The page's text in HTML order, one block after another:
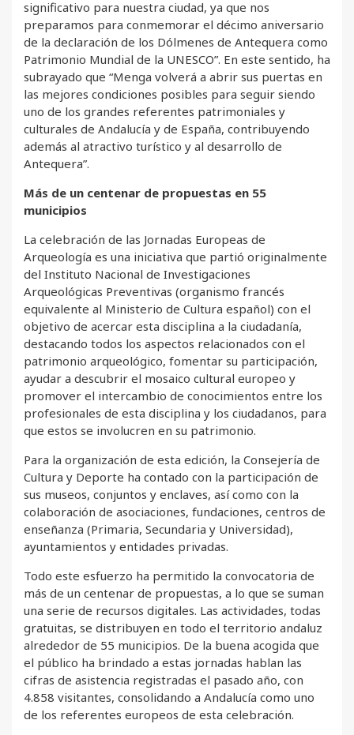
significativo para nuestra ciudad, ya que nos
preparamos para conmemorar el décimo aniversario
de la declaración de los Dólmenes de Antequera como
Patrimonio Mundial de la UNESCO”. En este sentido, ha
subrayado que “Menga volverá a abrir sus puertas en
las mejores condiciones posibles para seguir siendo
uno de los grandes referentes patrimoniales y
culturales de Andalucía y de España, contribuyendo
además al atractivo turístico y al desarrollo de
Antequera”.
Más de un centenar de propuestas en 55
municipios
La celebración de las Jornadas Europeas de
Arqueología es una iniciativa que partió originalmente
del Instituto Nacional de Investigaciones
Arqueológicas Preventivas (organismo francés
equivalente al Ministerio de Cultura español) con el
objetivo de acercar esta disciplina a la ciudadanía,
destacando todos los aspectos relacionados con el
patrimonio arqueológico, fomentar su participación,
ayudar a descubrir el mosaico cultural europeo y
promover el intercambio de conocimientos entre los
profesionales de esta disciplina y los ciudadanos, para
que estos se involucren en su patrimonio.
Para la organización de esta edición, la Consejería de
Cultura y Deporte ha contado con la participación de
sus museos, conjuntos y enclaves, así como con la
colaboración de asociaciones, fundaciones, centros de
enseñanza (Primaria, Secundaria y Universidad),
ayuntamientos y entidades privadas.
Todo este esfuerzo ha permitido la convocatoria de
más de un centenar de propuestas, a lo que se suman
una serie de recursos digitales. Las actividades, todas
gratuitas, se distribuyen en todo el territorio andaluz
alrededor de 55 municipios. De la buena acogida que
el público ha brindado a estas jornadas hablan las
cifras de asistencia registradas el pasado año, con
4.858 visitantes, consolidando a Andalucía como uno
de los referentes europeos de esta celebración.